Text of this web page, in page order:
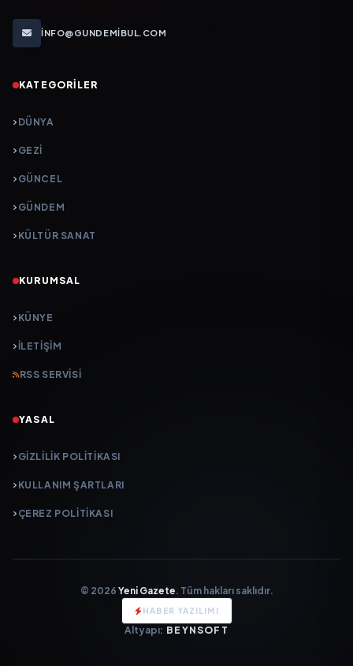
INFO@GUNDEMIBUL.COM
KATEGORILER
DÜNYA
GEZI
GÜNCEL
GÜNDEM
KÜLTÜR SANAT
KURUMSAL
KÜNYE
İLETIŞIM
RSS SERVISI
YASAL
GIZLILIK POLITIKASI
KULLANIM ŞARTLARI
ÇEREZ POLITIKASI
© 2026 Yeni Gazete. Tüm hakları saklıdır.
HABER YAZILIMI
Altyapı: BEYNSOFT